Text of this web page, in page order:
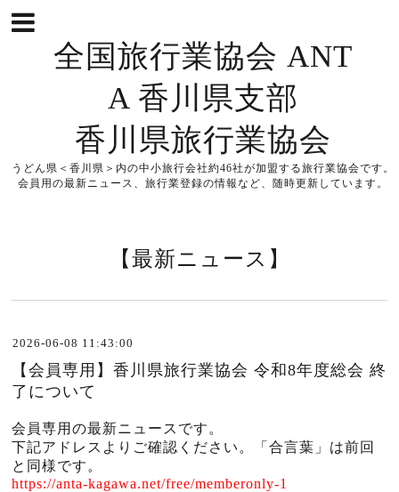
全国旅行業協会 ANT
A 香川県支部
香川県旅行業協会
うどん県＜香川県＞内の中小旅行会社約46社が加盟する旅行業協会です。
会員用の最新ニュース、旅行業登録の情報など、随時更新しています。
【最新ニュース】
2026-06-08 11:43:00
【会員専用】香川県旅行業協会 令和8年度総会 終
了について
会員専用の最新ニュースです。
下記アドレスよりご確認ください。「合言葉」は前回
と同様です。
https://anta-kagawa.net/free/memberonly-1